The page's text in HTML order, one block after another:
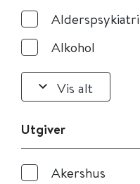
Alderspsykiatri
Alkohol
Vis alt
Utgiver
Akershus